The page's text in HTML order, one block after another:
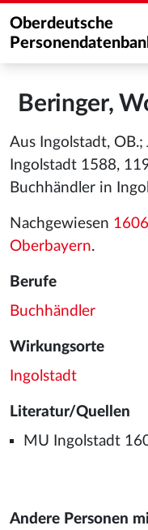
Oberdeutsche
Beringer,
Aus Ingolstadt,
Ingolstadt 1588,
Buchhändler in
Nachgewiesen 1606
Oberbayern.
Berufe
Buchhändler
Wirkungsorte
Ingolstadt
Literatur/Quellen
MU Ingolstadt
Andere Personen